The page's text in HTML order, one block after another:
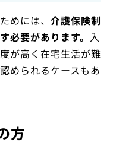
めには、 介護保険制
必要があります。 入
が高く在宅生活が難
められるケースもあ
方